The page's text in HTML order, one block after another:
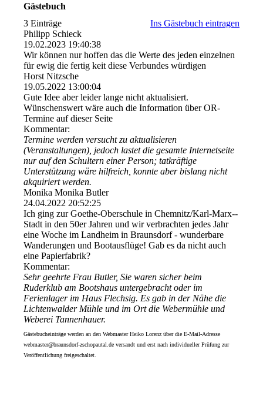
Gästebuch
3 Einträge
Ins Gästebuch eintragen
Philipp Schieck
19.02.2023 19:40:38
Wir können nur hoffen das die Werte des jeden einzelnen
für ewig die fertig keit diese Verbundes würdigen
Horst Nitzsche
19.05.2022 13:00:04
Gute Idee aber leider lange nicht aktualisiert.
Wünschenswert wäre auch die Information über OR-
Termine auf dieser Seite
Kommentar:
Termine werden versucht zu aktualisieren
(Veranstaltungen), jedoch lastet die gesamte Internetseite
nur auf den Schultern einer Person; tatkräftige
Unterstützung wäre hilfreich, konnte aber bislang nicht
akquiriert werden.
Monika Monika Butler
24.04.2022 20:52:25
Ich ging zur Goethe-Oberschule in Chemnitz/­Karl-­Marx-­
Stadt in den 50er Jahren und wir verbrachten jedes Jahr
eine Woche im Landheim in Braunsdorf - wunderbare
Wanderungen und Bootausflüge! Gab es da nicht auch
eine Papierfabrik?
Kommentar:
Sehr geehrte Frau Butler, Sie waren sicher beim
Ruderklub am Bootshaus untergebracht oder im
Ferienlager im Haus Flechsig. Es gab in der Nähe die
Lichtenwalder Mühle und im Ort die Webermühle und
Weberei Tannenhauer.
Gästebucheinträge werden an den Webmaster Heiko Lorenz über die E-Mail-Adresse
webmaster@braunsdorf-zschopautal.de versandt und erst nach individueller Prüfung zur
Veröffentlichung freigeschaltet.